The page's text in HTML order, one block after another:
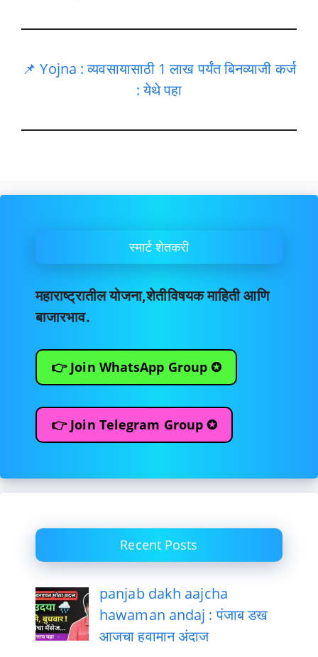
📌 Yojna : व्यवसायासाठी 1 लाख पर्यंत बिनव्याजी कर्ज
: येथे पहा
स्मार्ट शेतकरी
महाराष्ट्रातील योजना,शेतीविषयक माहिती आणि
बाजारभाव.
👉 Join WhatsApp Group ✪
👉 Join Telegram Group ✪
Recent Posts
panjab dakh aajcha
hawaman andaj : पंजाब डख
आजचा हवामान अंदाज